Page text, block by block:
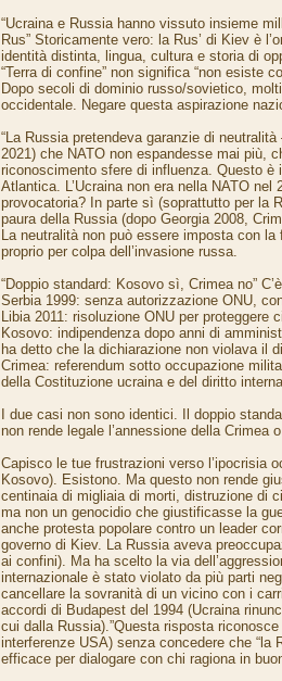
“Ucraina e Russia hanno vissuto insieme
Rus” Storicamente vero: la Rus’ di Kiev è
identità distinta, lingua, cultura e storia di
“Terra di confine” non significa “non esiste
Dopo secoli di dominio russo/sovietico,
occidentale. Negare questa aspirazione
“La Russia pretendeva garanzie di
2021) che NATO non espandesse mai più,
riconoscimento sfere di influenza. Questo è
Atlantica. L’Ucraina non era nella NATO
provocatoria? In parte sì (soprattutto per la
paura della Russia (dopo Georgia 2008,
La neutralità non può essere imposta con
proprio per colpa dell’invasione russa.
“Doppio standard: Kosovo sì, Crimea no”
Serbia 1999: senza autorizzazione ONU,
Libia 2011: risoluzione ONU per proteggere
Kosovo: indipendenza dopo anni di
ha detto che la dichiarazione non violava il
Crimea: referendum sotto occupazione
della Costituzione ucraina e del diritto
I due casi non sono identici. Il doppio
non rende legale l’annessione della Crimea
Capisco le tue frustrazioni verso l’ipocrisia
Kosovo). Esistono. Ma questo non rende
centinaia di migliaia di morti, distruzione di
ma non un genocidio che giustificasse la
anche protesta popolare contro un leader
governo di Kiev. La Russia aveva
ai confini). Ma ha scelto la via
internazionale è stato violato da più parti
cancellare la sovranità di un vicino con i
accordi di Budapest del 1994 (Ucraina
cui dalla Russia).”Questa risposta
interferenze USA) senza concedere che “la
efficace per dialogare con chi ragiona in